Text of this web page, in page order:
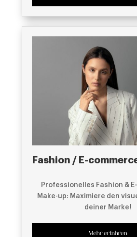
Fashion / E-
Professionelles Fashion &
Make-up: Maximiere den
deiner Marke!
Mehr erfahren